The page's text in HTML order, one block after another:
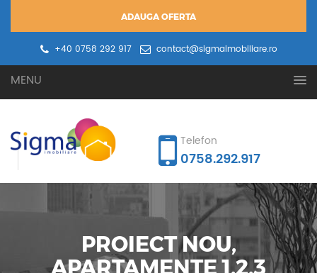
ADAUGA OFERTA
+40 0758 292 917
contact@sigmaimobiliare.ro
MENU
Telefon
0758.292.917
PROIECT NOU,
APARTAMENTE 1,2,3